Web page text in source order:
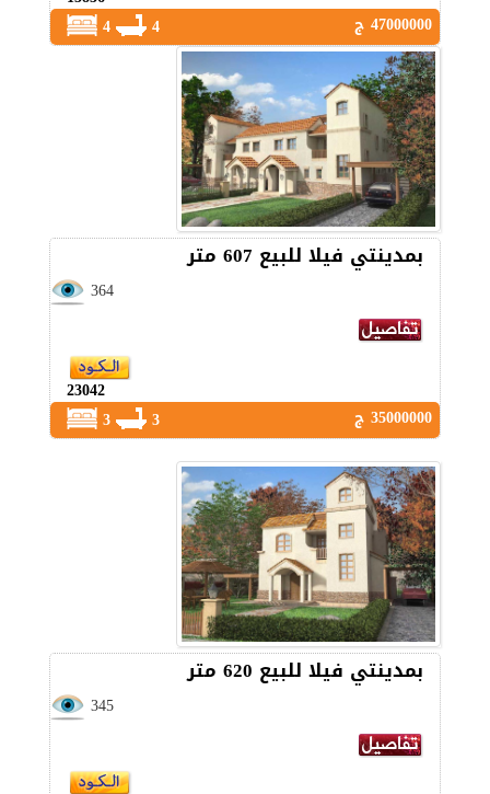
47000000 ج
4
بمدينتي فيلا للبيع 607 متر
364
23042
35000000 ج
3
بمدينتي فيلا للبيع 620 متر
345